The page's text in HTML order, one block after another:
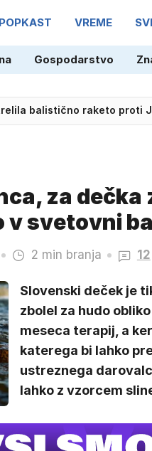
POPKAST VREME
Gospodarstvo
balistično raketo proti
razkošno domovanje v
za dečka
v svetovni
2 min branja 12
Slovenski deček je
zbolel za hudo
meseca terapij, a
katerega bi lahko
ustreznega
lahko z vzorcem